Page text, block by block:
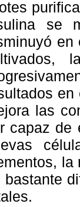
se
en
las
capaz de
la
bastante